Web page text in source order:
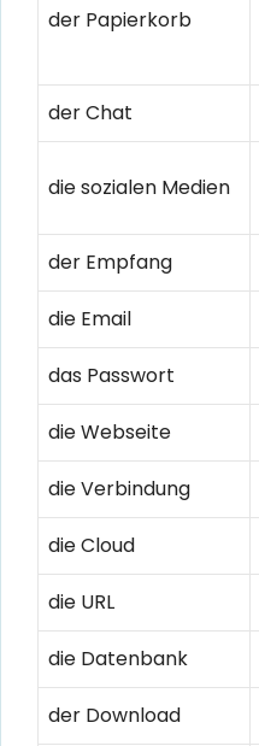
der Papierkorb
der Chat
die sozialen Medien
der Empfang
die Email
das Passwort
die Webseite
die Verbindung
die Cloud
die URL
die Datenbank
der Download